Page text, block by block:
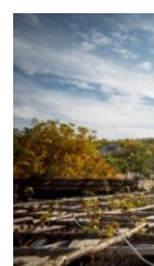
VİDEO
SÜRET
BLOGLAR
FİKİR
Русский
Українською